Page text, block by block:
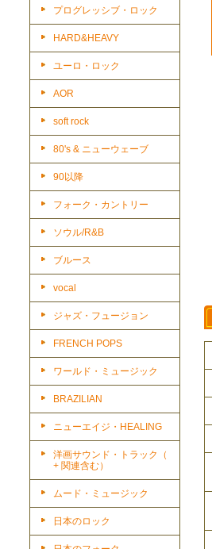
プログレッシブ・ロック
HARD&HEAVY
ユーロ・ロック
AOR
soft rock
80's & ニューウェーブ
90以降
フォーク・カントリー
ソウル/R&B
ブルース
vocal
ジャズ・フュージョン
FRENCH POPS
ワールド・ミュージック
BRAZILIAN
ニューエイジ・HEALING
洋画サウンド・トラック（
+ 関連含む）
ムード・ミュージック
日本のロック